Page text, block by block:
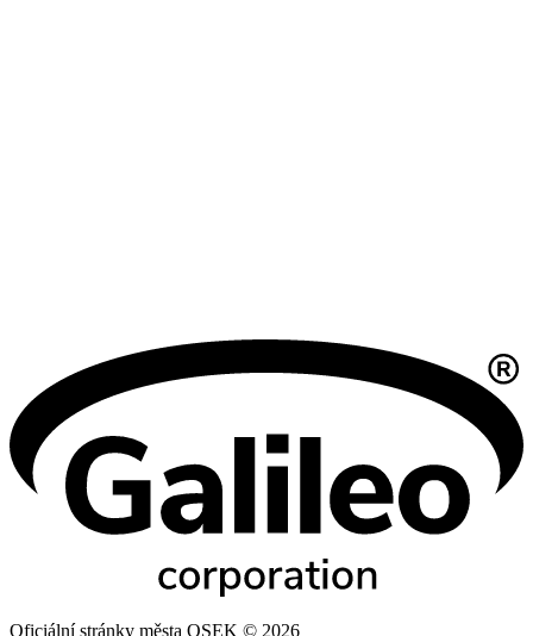
Oficiální stránky města OSEK © 2026